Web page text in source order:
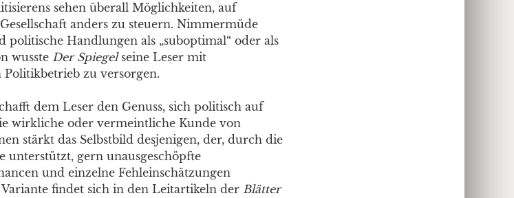
sehen überall Möglichkeiten, auf
anders zu steuern. Nimmermüde
Handlungen als „suboptimal“ oder als
wusste Der Spiegelseine Leser mit
zu versorgen.
dem Leser den Genuss, sich politisch auf
wirkliche oder vermeintliche Kunde von
stärkt das Selbstbild desjenigen, der, durch die
unterstützt, gern unausgeschöpfte
und einzelne Fehleinschätzungen
findet sich in den Leitartikeln der Blätter